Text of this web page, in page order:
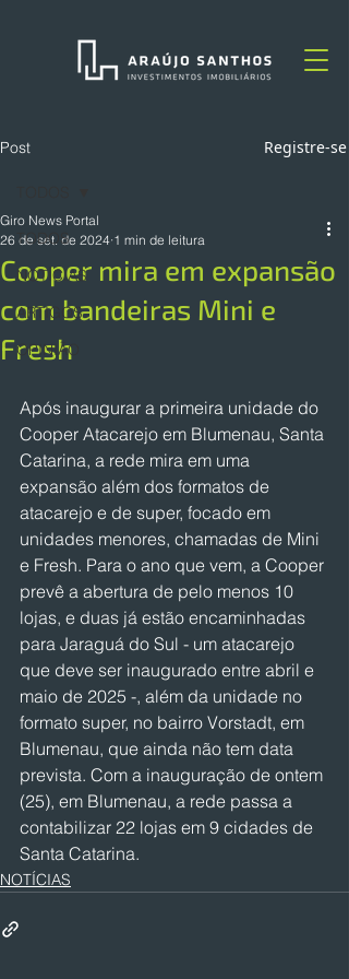
Post Registre-se
TODOS
NOTÍCIAS
ARTIGOS
OPINIÃO
Cooper mira em expansão
com bandeiras Mini e
Fresh
Giro News Portal
26 de set. de 2024 1 min de leitura
Após inaugurar a primeira unidade do
Cooper Atacarejo em Blumenau, Santa
Catarina, a rede mira em uma
expansão além dos formatos de
atacarejo e de super, focado em
unidades menores, chamadas de Mini
e Fresh. Para o ano que vem, a Cooper
prevê a abertura de pelo menos 10
lojas, e duas já estão encaminhadas
para Jaraguá do Sul - um atacarejo
que deve ser inaugurado entre abril e
maio de 2025 -, além da unidade no
formato super, no bairro Vorstadt, em
Blumenau, que ainda não tem data
prevista. Com a inauguração de ontem
(25), em Blumenau, a rede passa a
contabilizar 22 lojas em 9 cidades de
Santa Catarina.
NOTÍCIAS